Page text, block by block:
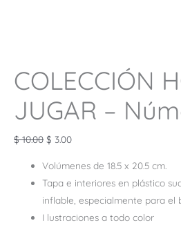
COLECCIÓN
JUGAR –
$10.00 $ 3.00
Volúmenes de 18.5 x 20.5 cm.
Tapa e interiores en plástico
inflable, especialmente para el
I lustraciones a todo color